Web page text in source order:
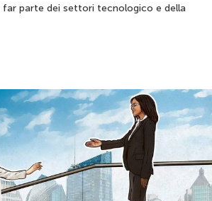
far parte dei settori tecnologico e della